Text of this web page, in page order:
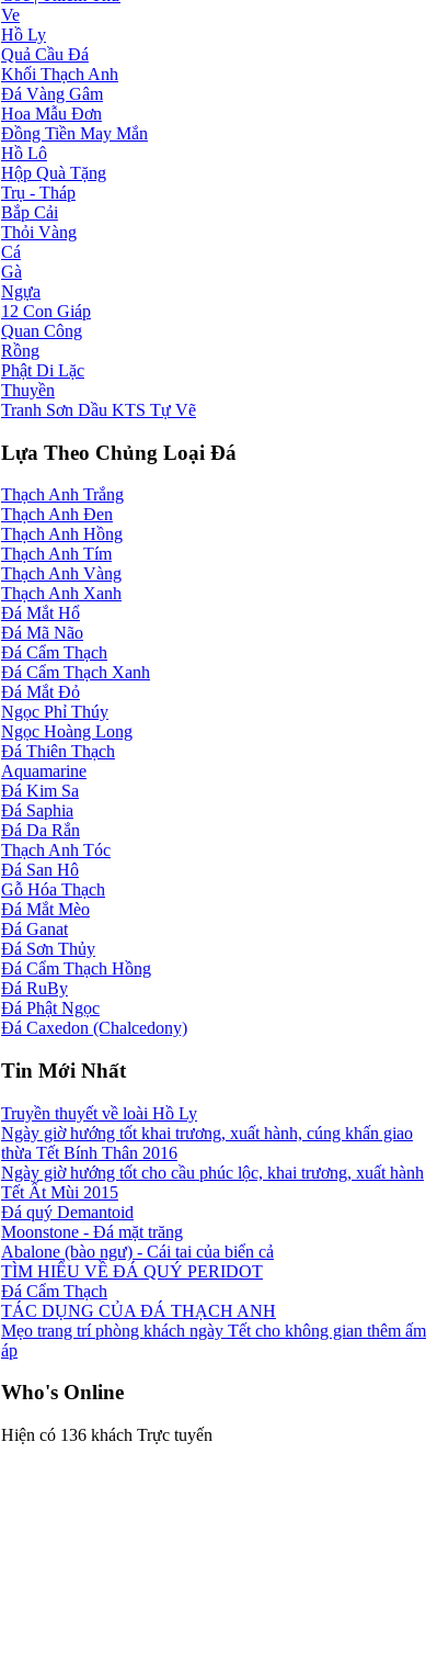
Ve
Hồ Ly
Quả Cầu Đá
Khối Thạch Anh
Đá Vàng Gâm
Hoa Mẫu Đơn
Đồng Tiền May Mắn
Hồ Lô
Hộp Quà Tặng
Trụ - Tháp
Bắp Cải
Thỏi Vàng
Cá
Gà
Ngựa
12 Con Giáp
Quan Công
Rồng
Phật Di Lặc
Thuyền
Tranh Sơn Dầu KTS Tự Vẽ
Lựa Theo Chủng Loại Đá
Thạch Anh Trắng
Thạch Anh Đen
Thạch Anh Hồng
Thạch Anh Tím
Thạch Anh Vàng
Thạch Anh Xanh
Đá Mắt Hổ
Đá Mã Não
Đá Cẩm Thạch
Đá Cẩm Thạch Xanh
Đá Mắt Đỏ
Ngọc Phỉ Thúy
Ngọc Hoàng Long
Đá Thiên Thạch
Aquamarine
Đá Kim Sa
Đá Saphia
Đá Da Rắn
Thạch Anh Tóc
Đá San Hô
Gỗ Hóa Thạch
Đá Mắt Mèo
Đá Ganat
Đá Sơn Thủy
Đá Cẩm Thạch Hồng
Đá RuBy
Đá Phật Ngọc
Đá Caxedon (Chalcedony)
Tin Mới Nhất
Truyền thuyết về loài Hồ Ly
Ngày giờ hướng tốt khai trương, xuất hành, cúng khấn giao
thừa Tết Bính Thân 2016
Ngày giờ hướng tốt cho cầu phúc lộc, khai trương, xuất hành
Tết Ất Mùi 2015
Đá quý Demantoid
Moonstone - Đá mặt trăng
Abalone (bào ngư) - Cái tai của biển cả
TÌM HIỂU VỀ ĐÁ QUÝ PERIDOT
Đá Cẩm Thạch
TÁC DỤNG CỦA ĐÁ THẠCH ANH
Mẹo trang trí phòng khách ngày Tết cho không gian thêm ấm
áp
Who's Online
Hiện có 136 khách Trực tuyến